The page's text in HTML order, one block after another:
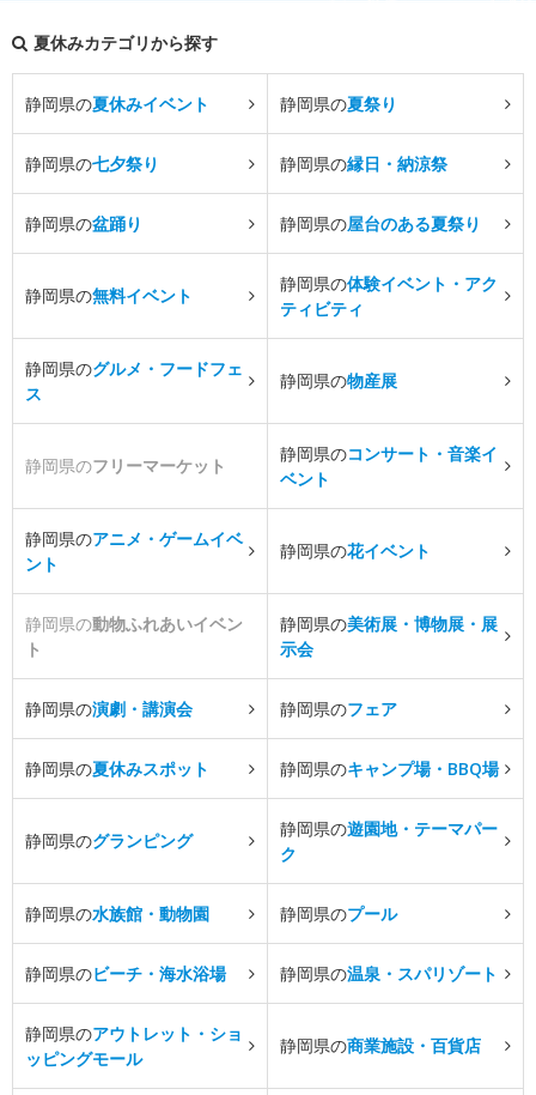
夏休みカテゴリから探す
静岡県の夏休みイベント 静岡県の夏祭り
静岡県の七夕祭り 静岡県の縁日・納涼祭
静岡県の盆踊り 静岡県の屋台のある夏祭り
静岡県の無料イベント
静岡県の体験イベント・アク
ティビティ
静岡県のグルメ・フードフェ
ス
静岡県の物産展
静岡県のフリーマーケット
静岡県のコンサート・音楽イ
ベント
静岡県のアニメ・ゲームイベ
ント
静岡県の花イベント
静岡県の動物ふれあいイベン
ト
静岡県の美術展・博物展・展
示会
静岡県の演劇・講演会 静岡県のフェア
静岡県の夏休みスポット 静岡県のキャンプ場・BBQ場
静岡県のグランピング
静岡県の遊園地・テーマパー
ク
静岡県の水族館・動物園 静岡県のプール
静岡県のビーチ・海水浴場 静岡県の温泉・スパリゾート
静岡県のアウトレット・ショ
ッピングモール
静岡県の商業施設・百貨店